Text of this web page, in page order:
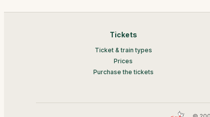
Tickets
Ticket & train types
Prices
Purchase the tickets